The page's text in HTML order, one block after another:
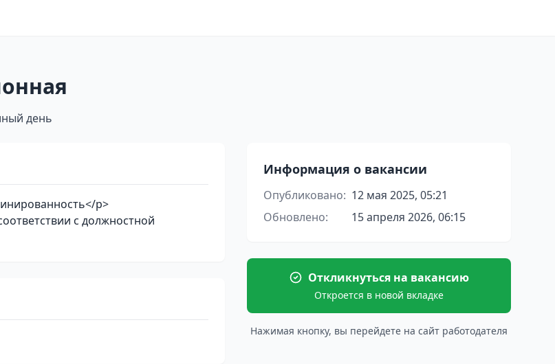
день
p>
с должностной
Информация о вакансии
Опубликовано: 12 мая 2025, 05:21
Обновлено:
15 апреля 2026, 06:15
Откликнуться на вакансию
Откроется в новой вкладке
Нажимая кнопку, вы перейдете на сайт работодателя